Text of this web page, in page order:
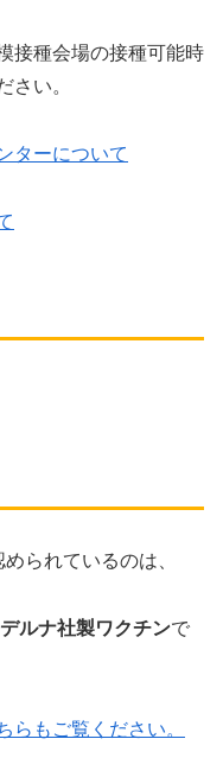
接種会場の接種可能時
さい。
ターについて
られているのは、
ルナ社製ワクチンで
らもご覧ください。